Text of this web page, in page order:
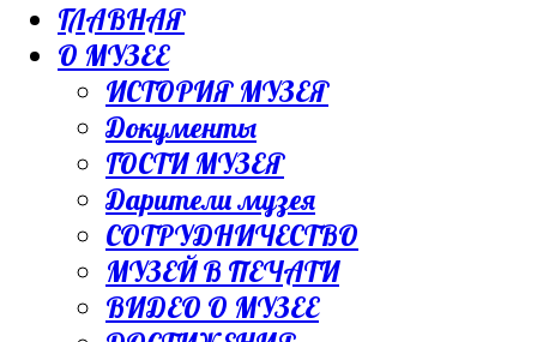
ГЛАВНАЯ
О МУЗЕЕ
ИСТОРИЯ МУЗЕЯ
Документы
ГОСТИ МУЗЕЯ
Дарители музея
СОТРУДНИЧЕСТВО
МУЗЕЙ В ПЕЧАТИ
ВИДЕО О МУЗЕЕ